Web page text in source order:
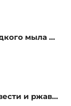
Диспенсер ручной для жидкого мыла Grass IT-0638, черный
Средство для удаления извести и ржавчины Grass Gloss-Gel, 500мл